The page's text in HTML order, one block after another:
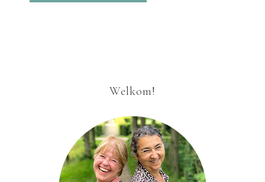
Welkom!